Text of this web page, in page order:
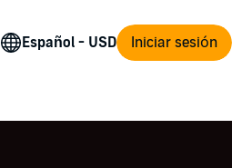
Iniciar sesión